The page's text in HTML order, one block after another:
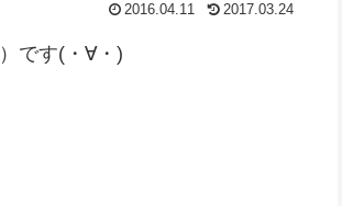
2016.04.11 2017.03.24
です(・∀・)